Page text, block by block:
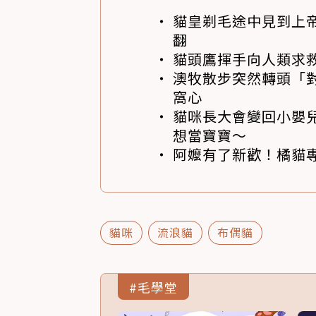
貓皇剃毛途中見到上
翻
貓頭鷹揮手向人類求
澳牧散步突然轉頭「
窩心
貓咪長大會變回小嬰
想當寶寶～
阿嬤有了新歡！橘貓
貓咪 流浪貓 布偶貓
#毛學堂